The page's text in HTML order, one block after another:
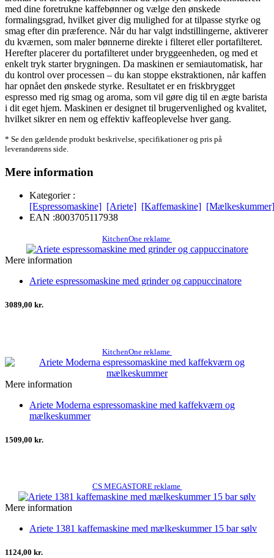
med dine foretrukne kaffebønner og vælge den ønskede
formalingsgrad, hvilket giver dig mulighed for at tilpasse styrke og
smag efter din præference. Når du har valgt indstillingerne, aktiverer
du kværnen, som maler bønnerne direkte i filteret eller portafilteret.
Herefter placerer du portafilteret under bryggeenheden, og med et
enkelt tryk starter brygningen. Da maskinen er semiautomatisk, har
du kontrol over processen – du kan stoppe ekstraktionen, når kaffen
har opnået den ønskede styrke. Resultatet er en friskbrygget
espresso med rig smag og aroma, som vil gøre dig til en ægte barista
i dit eget hjem. Maskinen er designet til brugervenlighed og kvalitet,
hvilket sikrer en nem og effektiv kaffeoplevelse hver gang.
* Se den gældende produkt beskrivelse, specifikationer og pris på
leverandørens side.
Mere information
Kategorier :
[Espressomaskine] [Ariete] [Kaffemaskine] [Mælkeskummer]
EAN :8003705117938
KitchenOne reklame
Mere information
Ariete espressomaskine med grinder og cappuccinatore
3089,00 kr.
KitchenOne reklame
Mere information
Ariete Moderna espressomaskine med kaffekværn og
mælkeskummer
1509,00 kr.
CS MEGASTORE reklame
Mere information
Ariete 1381 kaffemaskine med mælkeskummer 15 bar sølv
1124,00 kr.